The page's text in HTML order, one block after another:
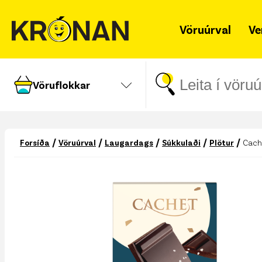
Vöruúrval
Vöruflokkar
Forsíða / Vöruúrval / Laugardags / Súkkulaði / Plötur /